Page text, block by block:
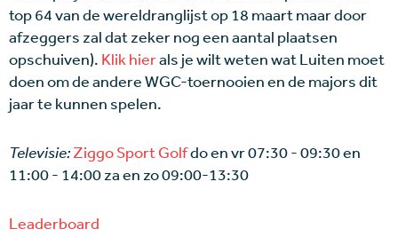
top 64 van de wereldranglijst op 18 maart maar door
afzeggers zal dat zeker nog een aantal plaatsen
opschuiven). Klik hierals je wilt weten wat Luiten moet
doen om de andere WGC-toernooien en de majors dit
jaar te kunnen spelen.
Televisie:Ziggo Sport Golfdo en vr 07:30 - 09:30 en
11:00 - 14:00 za en zo 09:00-13:30
Leaderboard